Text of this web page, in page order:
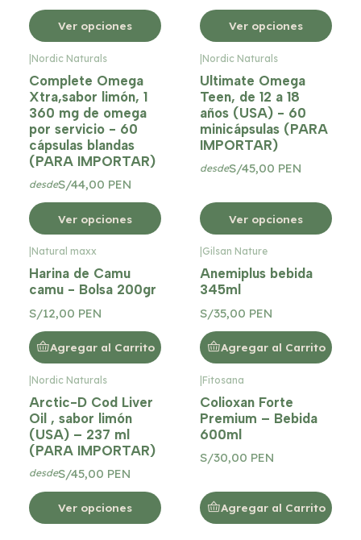
Ver opciones Ver opciones
Nordic Naturals
Complete Omega
Xtra,sabor limón, 1
360 mg de omega
por servicio - 60
cápsulas blandas
(PARA IMPORTAR)
desdeS/44,00 PEN
Ver opciones
Nordic Naturals
Ultimate Omega
Teen, de 12 a 18
años (USA) - 60
minicápsulas (PARA
IMPORTAR)
desdeS/45,00 PEN
Ver opciones
Natural maxx
Harina de Camu
camu - Bolsa 200gr
S/12,00 PEN
Agregar al Carrito
Gilsan Nature
Anemiplus bebida
345ml
S/35,00 PEN
Agregar al Carrito
|Nordic Naturals
Arctic-D Cod Liver
Oil , sabor limón
(USA) – 237 ml
(PARA IMPORTAR)
desdeS/45,00 PEN
Ver opciones
|Fitosana
Colioxan Forte
Premium – Bebida
600ml
S/30,00 PEN
Agregar al Carrito